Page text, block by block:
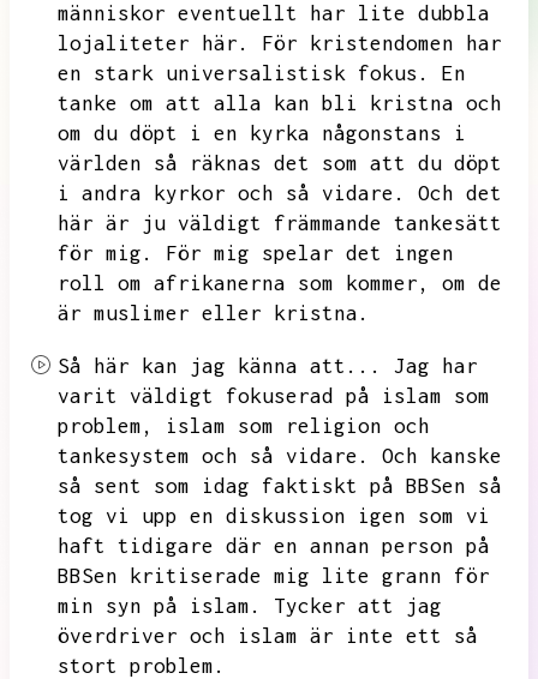
människor eventuellt har lite dubbla
lojaliteter här.
För kristendomen har
en stark universalistisk fokus.
En
tanke om att alla kan bli kristna och
om du döpt i en kyrka någonstans i
världen så räknas det som att du döpt
i andra kyrkor och så vidare.
Och det
här är ju väldigt främmande tankesätt
för mig.
För mig spelar det ingen
roll om afrikanerna som kommer,
om de
är muslimer eller kristna.
Så här kan jag känna att...
Jag har
varit väldigt fokuserad på islam som
problem,
islam som religion och
tankesystem och så vidare.
Och kanske
så sent som idag faktiskt på BBSen så
tog vi upp en diskussion igen som vi
haft tidigare där en annan person på
BBSen kritiserade mig lite grann för
min syn på islam.
Tycker att jag
överdriver och islam är inte ett så
stort problem.